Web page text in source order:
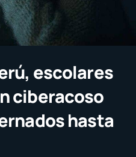
escolares
ciberacoso
hasta